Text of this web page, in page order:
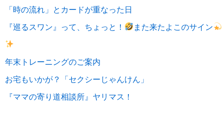
「時の流れ」とカードが重なった日
『巡るスワン』って、ちょっと！ また来たよこのサイン
年末トレーニングのご案内
お宅もいかが？「セクシーじゃんけん」
『ママの寄り道相談所』ヤリマス！